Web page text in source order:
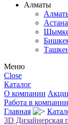
Алматы
Астана
Меню
Close
Каталог
О компании
Работа в компании
Главная
3D Дизайнерская